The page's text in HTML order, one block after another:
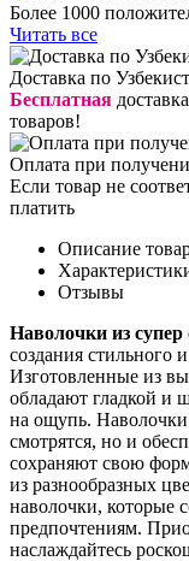
Более 1000
Читать все
Доставка по
Бесплатная
товаров!
Оплата при
Если товар не
платить
Описание
Отзывы
Наволочки из супер
создания стильного
Изготовленные из
обладают гладкой и
на ощупь. Наволочки
смотрятся, но и
сохраняют свою
из разнообразных
наволочки, которые
предпочтениям.
наслаждайтесь